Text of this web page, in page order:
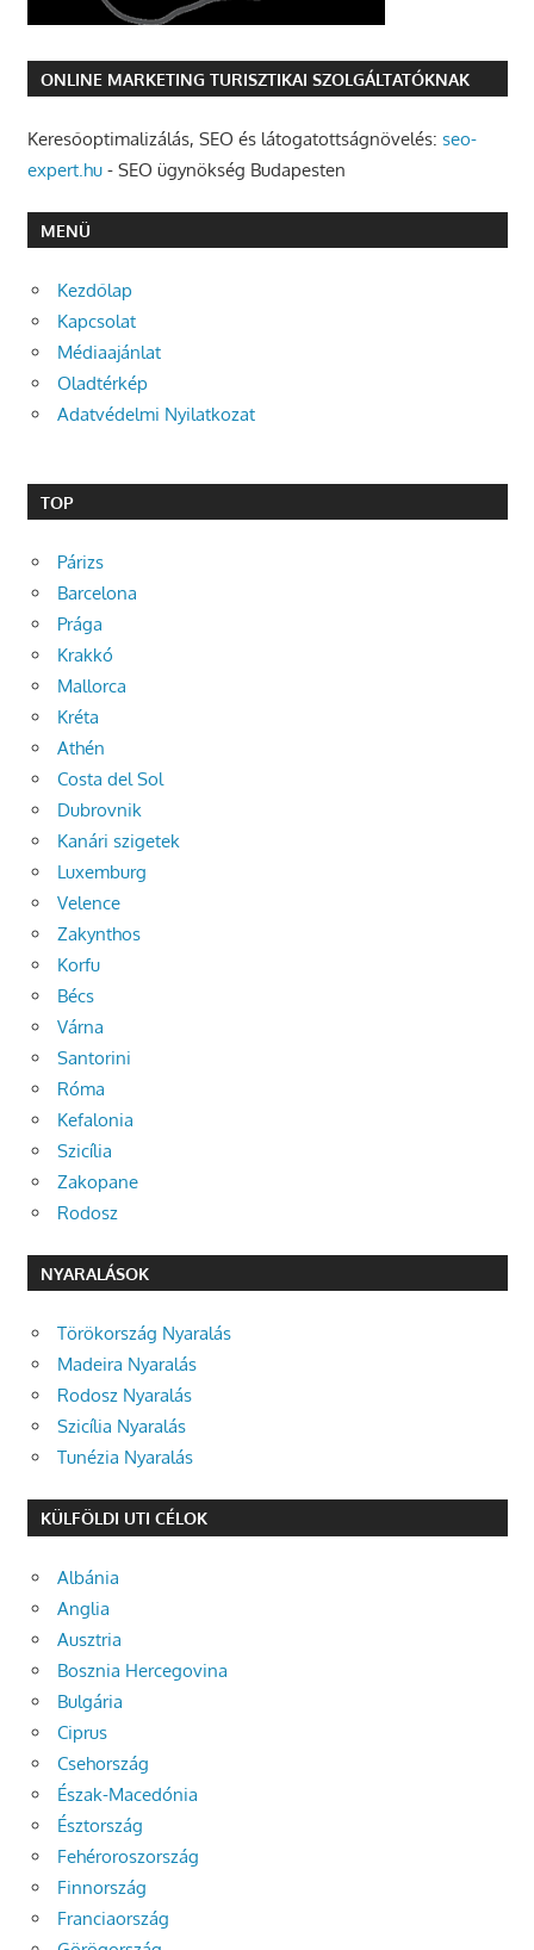
ONLINE MARKETING TURISZTIKAI SZOLGÁLTATÓKNAK
Keresőoptimalizálás, SEO és látogatottságnövelés: seo-
expert.hu- SEO ügynökség Budapesten
MENÜ
Kezdőlap
Kapcsolat
Médiaajánlat
Oladtérkép
Adatvédelmi Nyilatkozat
TOP
Párizs
Barcelona
Prága
Krakkó
Mallorca
Kréta
Athén
Costa del Sol
Dubrovnik
Kanári szigetek
Luxemburg
Velence
Zakynthos
Korfu
Bécs
Várna
Santorini
Róma
Kefalonia
Szicília
Zakopane
Rodosz
NYARALÁSOK
Törökország Nyaralás
Madeira Nyaralás
Rodosz Nyaralás
Szicília Nyaralás
Tunézia Nyaralás
KÜLFÖLDI UTI CÉLOK
Albánia
Anglia
Ausztria
Bosznia Hercegovina
Bulgária
Ciprus
Csehország
Észak-Macedónia
Észtország
Fehéroroszország
Finnország
Franciaország